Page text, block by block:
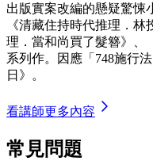
出版實案改編的懸疑驚悚
《清藏住持時代推理．
理．當和尚買了髮簪》、
系列作。因應「748施行
日》。
看講師更多內容
常見問題